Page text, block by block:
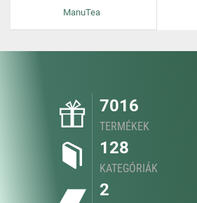
ManuTea
7016
TERMÉKEK
128
KATEGÓRIÁK
2